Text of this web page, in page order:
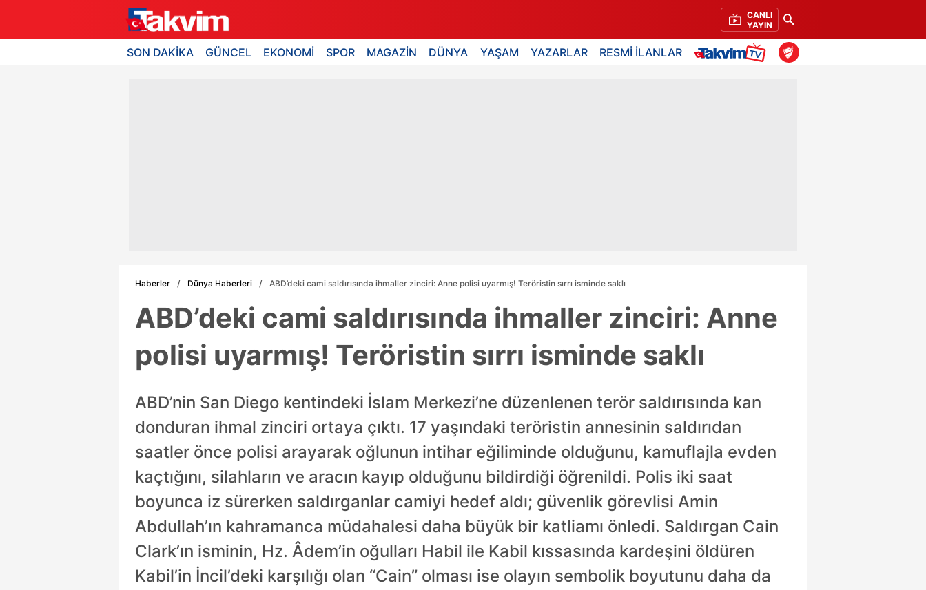
CANLI
YAYIN
SON DAKİKA GÜNCEL EKONOMİ SPOR MAGAZİN DÜNYA YAŞAM YAZARLAR RESMİ İLANLAR
Haberler Dünya Haberleri ABD’deki cami saldırısında ihmaller zinciri: Anne polisi uyarmış! Teröristin sırrı isminde saklı
ABD’deki cami saldırısında ihmaller zinciri: Anne
polisi uyarmış! Teröristin sırrı isminde saklı
ABD’nin San Diego kentindeki İslam Merkezi’ne düzenlenen terör saldırısında kan
donduran ihmal zinciri ortaya çıktı. 17 yaşındaki teröristin annesinin saldırıdan
saatler önce polisi arayarak oğlunun intihar eğiliminde olduğunu, kamuflajla evden
kaçtığını, silahların ve aracın kayıp olduğunu bildirdiği öğrenildi. Polis iki saat
boyunca iz sürerken saldırganlar camiyi hedef aldı; güvenlik görevlisi Amin
Abdullah’ın kahramanca müdahalesi daha büyük bir katliamı önledi. Saldırgan Cain
Clark’ın isminin, Hz. Âdem’in oğulları Habil ile Kabil kıssasında kardeşini öldüren
Kabil’in İncil’deki karşılığı olan “Cain” olması ise olayın sembolik boyutunu daha da